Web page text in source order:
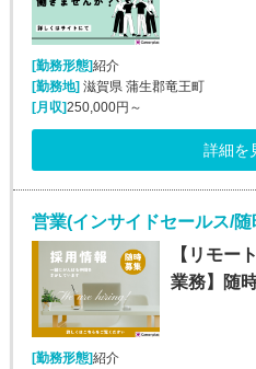
[勤務形態]紹介
[勤務地]滋賀県 蒲生郡竜王町
[月収]250,000円～
詳細を
【リモー
業務】随
[勤務形態]紹介